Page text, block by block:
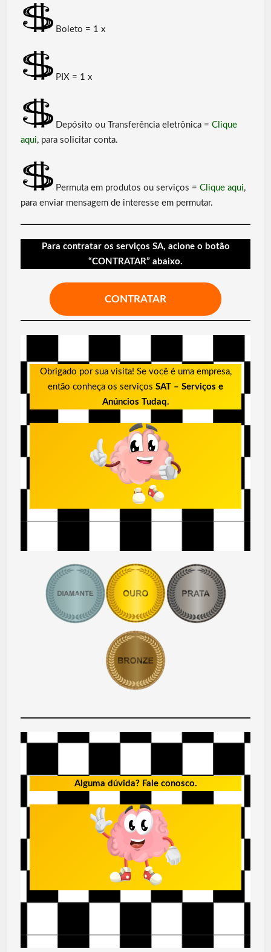
Boleto = 1 x
PIX = 1 x
Depósito ou Transferência eletrônica = Clique
aqui, para solicitar conta.
Permuta em produtos ou serviços = Clique aqui,
para enviar mensagem de interesse em permutar.
Para contratar os serviços SA, acione o botão
“CONTRATAR” abaixo.
CONTRATAR
Obrigado por sua visita! Se você é uma empresa,
então conheça os serviços SAT – Serviços e
Anúncios Tudaq.
Alguma dúvida? Fale conosco.